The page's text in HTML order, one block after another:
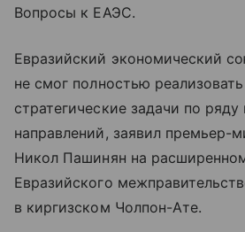
Вопросы к ЕАЭС.
Евразийский экономический
не смог полностью
стратегические задачи по
направлений, заявил премьер-
Никол Пашинян на
Евразийского
в киргизском Чолпон-Ате.